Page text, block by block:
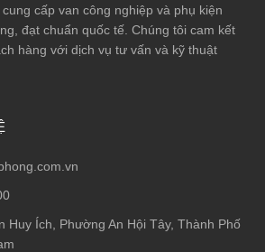
cấp van công nghiệp và phụ kiện
đạt chuẩn quốc tế. Chúng tôi cam kết
hàng với dịch vụ tư vấn và kỹ thuật
Huy Ích, Phường An Hội Tây, Thành Phố